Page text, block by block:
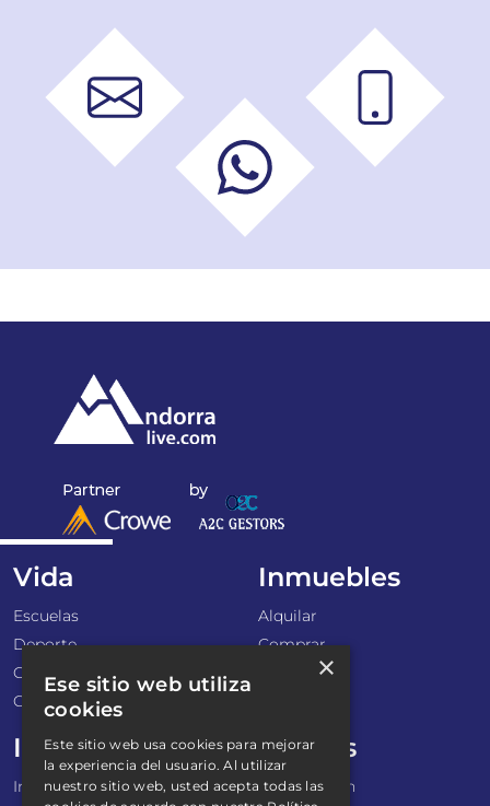
Vida
Escuelas
Deporte
Gastronomía
Cultura
Inmuebles
Alquilar
Comprar
Impuestos
Impuestos directos
Bancos
Financiacion
×
Ese sitio web utiliza
cookies
Este sitio web usa cookies para mejorar
la experiencia del usuario. Al utilizar
nuestro sitio web, usted acepta todas las